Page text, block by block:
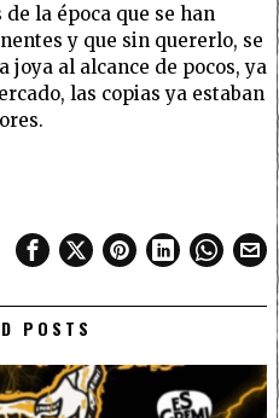
la época que se han
y que sin quererlo, se
al alcance de pocos, ya
las copias ya estaban
POSTS